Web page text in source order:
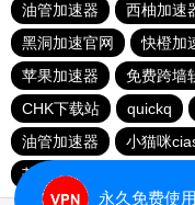
油管加速器
西柚加速
黑洞加速官网
快橙加
苹果加速器
免费跨墙
CHK下载站
quickq
油管加速器
小猫咪
芒果加速器
永久免费使